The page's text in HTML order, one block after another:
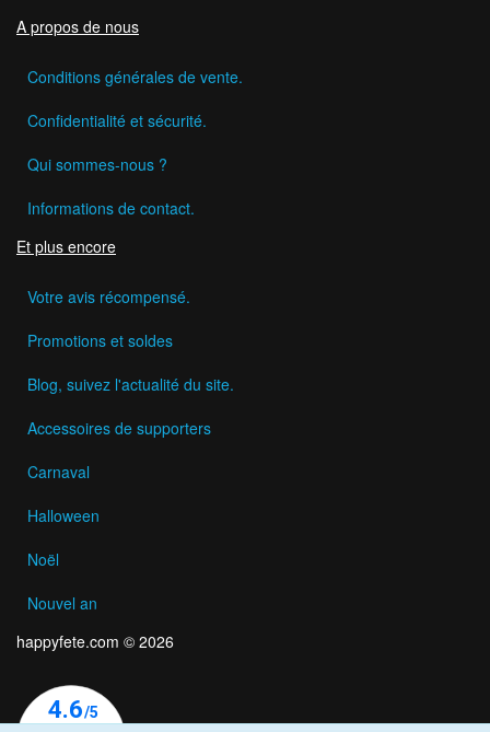
A propos de nous
Conditions générales de vente.
Confidentialité et sécurité.
Qui sommes-nous ?
Informations de contact.
Et plus encore
Votre avis récompensé.
Promotions et soldes
Blog, suivez l'actualité du site.
Accessoires de supporters
Carnaval
Halloween
Noël
Nouvel an
happyfete.com © 2026